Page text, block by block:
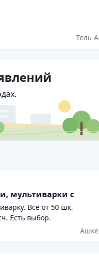
Тель-
мультиварки с
Все от 50 шк.
Есть выбор.